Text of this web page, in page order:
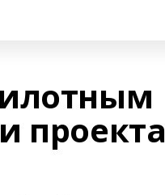
проекта